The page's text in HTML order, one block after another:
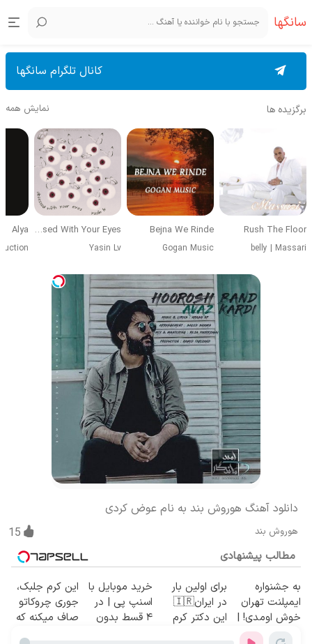
سانگها
کانال تلگرام سانگها
برگزیده ها نمایش همه
Rush The Floor
belly | Massari
Bejna We Rinde
Gogan Music
Obsessed With Your Eyes
Yasin Lv
Alya
دانلود آهنگ هوروش بند به نام عوض کردی
هوروش بند 15
مطالب پیشنهادی
به جشنواره
ایمپلنت تهران
خوش اومدی! |
برای اولین بار
در ایران🇮🇷
این دکتر کرم
خرید موبایل با
اسنپ پی | در
۴ قسط بدون
این کرم جلبک،
جوری چروکاتو
صاف میکنه که